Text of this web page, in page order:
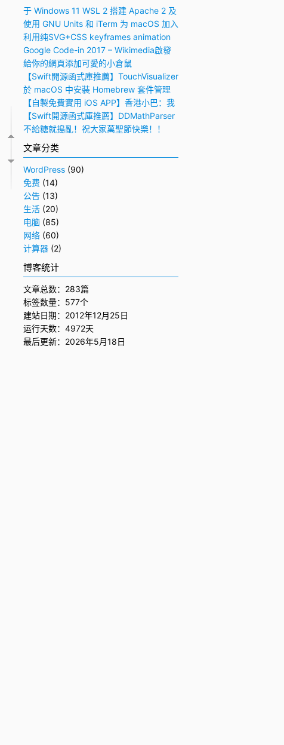
于 Windows 11 WSL 2 搭建 Apache 2 及
PHP 7 开发环境
使用 GNU Units 和 iTerm 为 macOS 加入
快捷多功能计算器
利用纯SVG+CSS keyframes animation
动画实现手写毛笔字（书法）效果
Google Code-in 2017 – Wikimedia啟發
與感想
給你的網頁添加可愛的小倉鼠
【Swift開源函式庫推薦】TouchVisualizer
– 於屏幕上顯示你所觸摸的位置
於 macOS 中安裝 Homebrew 套件管理
工具
【自製免費實用 iOS APP】香港小巴：我
要下車！
【Swift開源函式庫推薦】DDMathParser
– 通過文字表達式（算式）計算結果
不給糖就搗亂！祝大家萬聖節快樂！！
文章分类
WordPress (90)
免费 (14)
公告 (13)
生活 (20)
电脑 (85)
网络 (60)
计算器 (2)
博客统计
文章总数：283篇
标签数量：577个
建站日期：2012年12月25日
运行天数：4972天
最后更新：2026年5月18日